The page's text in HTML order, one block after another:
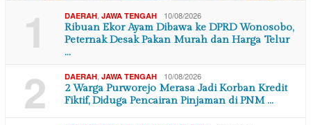
1 DAERAH JAWA TENGAH 10/08/2026
Ribuan Ekor Ayam Dibawa ke DPRD Wonosobo,
Peternak Desak Pakan Murah dan Harga Telur
…
2 DAERAH JAWA TENGAH 10/08/2026
2 Warga Purworejo Merasa Jadi Korban Kredit
Fiktif, Diduga Pencairan Pinjaman di PNM …